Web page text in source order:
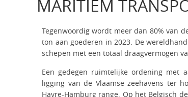
MARITIEM
Tegenwoordig wordt meer dan 80% van
ton aan goederen in 2023. De
schepen met een totaal draagvermogen
Een gedegen ruimtelijke ordening met
ligging van de Vlaamse zeehavens ter
Havre-Hamburg range. Op het Belgisch